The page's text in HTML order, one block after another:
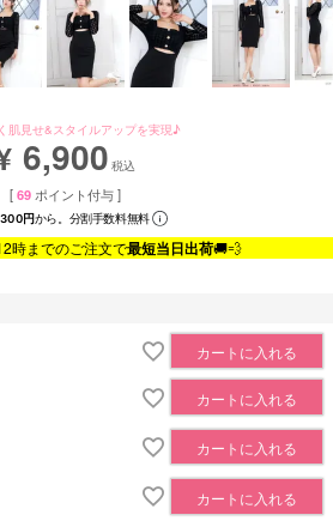
肌見せ&スタイルアップを実現♪
6,900 税込
[ 69 ポイント付与 ]
円から。分割手数料無料
時までのご注文で最短当日出荷🚚💨
カートに入れる
カートに入れる
カートに入れる
カートに入れる